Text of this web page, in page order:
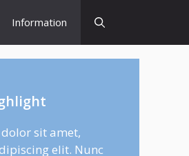
Information
sit amet,
elit. Nunc